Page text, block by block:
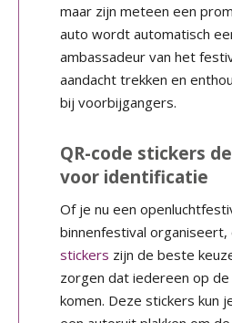
maar zijn meteen een
auto wordt automatisch
ambassadeur van het
aandacht trekken en
bij voorbijgangers.
QR-code stickers
voor identificatie
Of je nu een
binnenfestival organiseert,
stickers zijn de beste
zorgen dat iedereen op de
komen. Deze stickers kun